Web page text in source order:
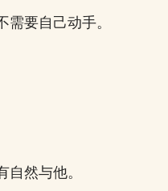
要自己动手。
然与他。